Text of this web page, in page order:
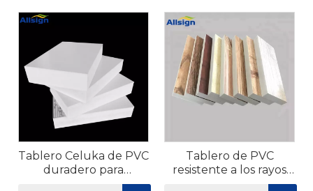
Tablero Celuka de PVC
duradero para
Tablero de PVC
resistente a los rayos
UV para paredes